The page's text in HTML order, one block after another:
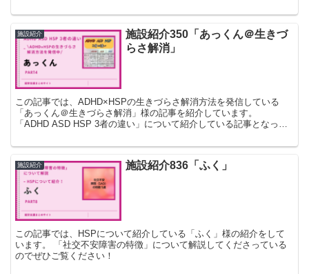
施設紹介
施設紹介350「あっくん＠生きづ
らさ解消」
この記事では、ADHD×HSPの生きづらさ解消方法を発信している
「あっくん＠生きづらさ解消」様の記事を紹介しています。
「ADHD ASD HSP 3者の違い」について紹介している記事となって
施設紹介 施設紹介836「ふく」
この記事では、HSPについて紹介している「ふく」様の紹介をして
います。 「社交不安障害の特徴」について解説してくださっている
のでぜひご覧ください！